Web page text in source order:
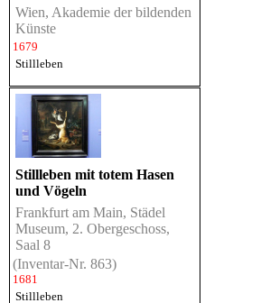
Wien, Akademie der bildenden
Künste
1679
Stillleben
Stillleben mit totem Hasen
und Vögeln
Frankfurt am Main, Städel
Museum, 2. Obergeschoss,
Saal 8
(Inventar-Nr. 863)
1681
Stillleben